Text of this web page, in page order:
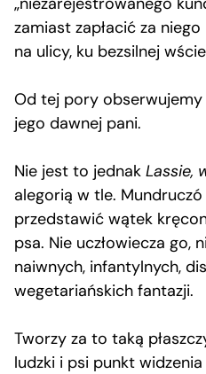
zamiast zapłacić za
na ulicy, ku bezsilnej
Od tej pory
jego dawnej pani.
Nie jest to jednak Lassie,
alegorią w tle.
przedstawić wątek
psa. Nie uczłowiecza go,
naiwnych, infantylnych,
wegetariańskich fantazji.
Tworzy za to taką
ludzki i psi punkt